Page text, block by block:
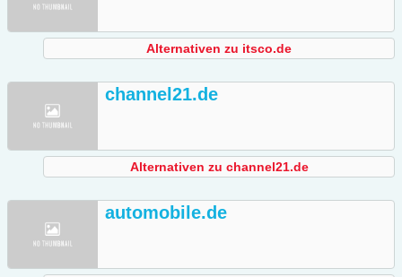
Alternativen zu itsco.de
channel21.de
Alternativen zu channel21.de
automobile.de